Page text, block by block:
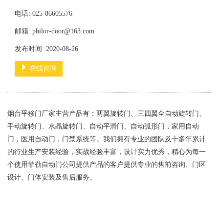
电话: 025-86605576
邮箱: philor-door@163.com
发布时间: 2020-08-26
在线咨询
烟台平移门厂家主营产品有：两翼旋转门、三四翼全自动旋转门、
手动旋转门、水晶旋转门、自动平滑门、自动弧形门，家用自动
门，医用自动门，门禁系统等。我们拥有专业的团队及十多年累计
的行业生产安装经验，实战经验丰富，设计实力优秀，精心为每一
个使用菲勒自动门公司提供产品的客户提供专业的售前咨询、门区
设计、门体安装及售后服务。